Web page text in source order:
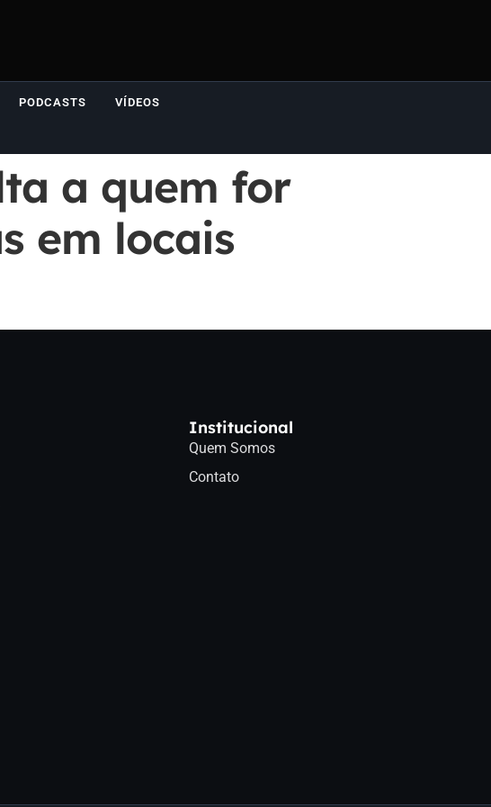
PODCASTS VÍDEOS
a quem for
em locais
Institucional
Quem Somos
Contato